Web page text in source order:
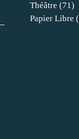
Théâtre (71)
Papier Libre